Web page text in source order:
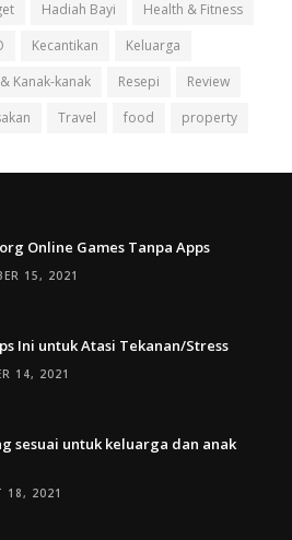
Hadiah Bayi
Health & Fitness
Kecantikan
Keluarga
Kanak-kanak Resepi
Review
Travel food property
Online Games Tanpa Apps
15, 2021
Ini untuk Atasi Tekanan/Stress
14, 2021
sesuai untuk keluarga dan anak
18, 2021